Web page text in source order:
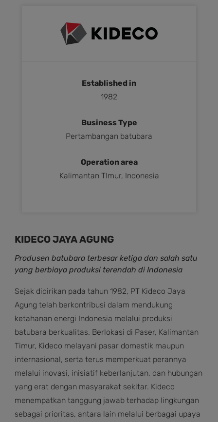
Established in
1982
Business Type
Pertambangan batubara
Operation area
Kalimantan TImur, Indonesia
KIDECO JAYA AGUNG
Produsen batubara terbesar ketiga dan salah satu
yang berbiaya produksi terendah di Indonesia
Sejak didirikan pada tahun 1982, PT Kideco Jaya
Agung telah berkontribusi dalam mendukung
ketahanan energi Indonesia melalui produksi
batubara berkualitas. Berlokasi di Paser, Kalimantan
Timur, Kideco melayani pasar domestik maupun
internasional, serta terus memperkuat perannya
melalui inovasi, inisiatif keberlanjutan, dan hubungan
yang erat dengan masyarakat sekitar. Kideco
menempatkan tanggung jawab terhadap lingkungan
sebagai prioritas, antara lain melalui berbagai upaya